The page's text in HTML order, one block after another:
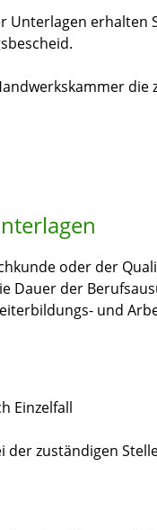
Unterlagen erhalten
die
oder der
Dauer der
und
Einzelfall
der zuständigen